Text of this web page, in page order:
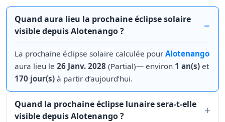
Quand aura lieu la prochaine éclipse solaire
visible depuis Alotenango ?
La prochaine éclipse solaire calculée pour Alotenango
aura lieu le 26 Janv. 2028 (Partial)— environ 1 an(s) et
170 jour(s) à partir d’aujourd’hui.
Quand la prochaine éclipse lunaire sera-t-elle
visible depuis Alotenango ?